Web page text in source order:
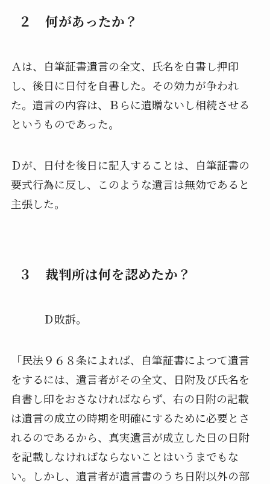
２ 何があったか？
Ａは、自筆証書遺言の全文、氏名を自書し押印
し、後日に日付を自書した。その効力が争われ
た。遺言の内容は、Ｂらに遺贈ないし相続させる
というものであった。
Ｄが、日付を後日に記入することは、自筆証書の
要式行為に反し、このような遺言は無効であると
主張した。
３ 裁判所は何を認めたか？
Ｄ敗訴。
「民法９６８条によれば、自筆証書によつて遺言
をするには、遺言者がその全文、日附及び氏名を
自書し印をおさなければならず、右の日附の記載
は遺言の成立の時期を明確にするために必要とさ
れるのであるから、真実遺言が成立した日の日附
を記載しなければならないことはいうまでもな
い。しかし、遺言者が遺言書のうち日附以外の部